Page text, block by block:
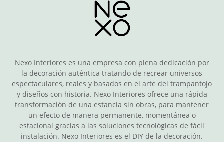
Nexo Interiores es una empresa con plena dedicación por
la decoración auténtica tratando de recrear universos
espectaculares, reales y basados en el arte del trampantojo
y diseños con historia. Nexo Interiores ofrece una rápida
transformación de una estancia sin obras, para mantener
un efecto de manera permanente, momentánea o
estacional gracias a las soluciones tecnológicas de fácil
instalación. Nexo Interiores es el DIY de la decoración.